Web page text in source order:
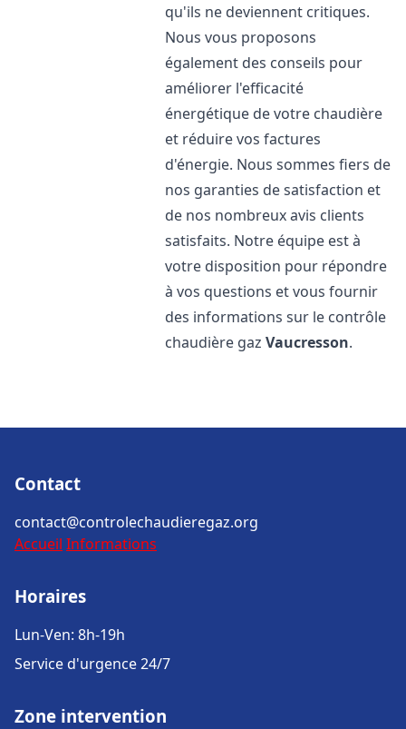
qu'ils ne deviennent critiques.
Nous vous proposons
également des conseils pour
améliorer l'efficacité
énergétique de votre chaudière
et réduire vos factures
d'énergie. Nous sommes fiers de
nos garanties de satisfaction et
de nos nombreux avis clients
satisfaits. Notre équipe est à
votre disposition pour répondre
à vos questions et vous fournir
des informations sur le contrôle
chaudière gazVaucresson.
Contact
contact@controlechaudieregaz.org
Accueil Informations
Horaires
Lun-Ven: 8h-19h
Service d'urgence 24/7
Zone intervention